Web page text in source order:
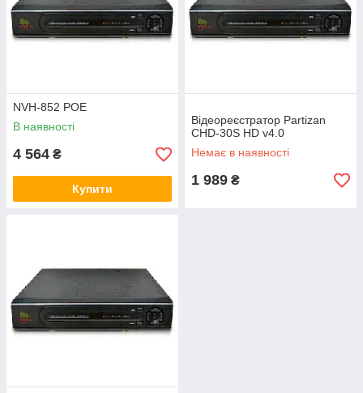
NVH-852 POE
В наявності
4 564 ₴
Купити
Відеореєстратор Partizan
CHD-30S HD v4.0
Немає в наявності
1 989 ₴